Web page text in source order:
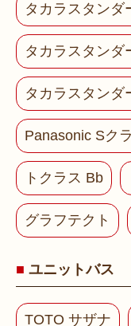
タカラスタンダ
タカラスタンダ
タカラスタンダ
Panasonic Sク
トクラス Bb
グラフテクト
ユニットバス
TOTO サザナ